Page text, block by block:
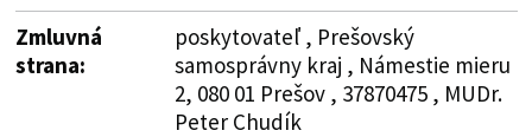
Zmluvná
strana:
poskytovateľ , Prešovský
samosprávny kraj , Námestie mieru
2, 080 01 Prešov , 37870475 , MUDr.
Peter Chudík